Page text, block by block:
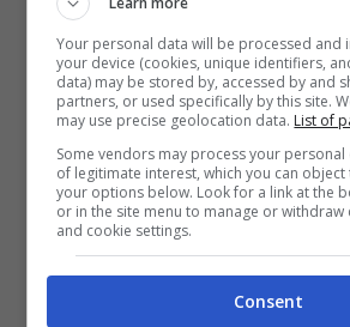
ogni angolo del mondo.
Tra un successo e l’altro,
sgretola:tra droghe, alcol e
mentali, la salute della star è
compromessa. Oggi 42 anni,
sparita dalle scena da un
Your personal data will be processed and
your device (cookies, unique identifiers,
data) may be stored by, accessed by and
partners, or used specifically by this site.
may use precise geolocation data. List of
Some vendors may process your
of legitimate interest, which you can
your options below. Look for a link at the
or in the site menu to manage or withdraw
and cookie settings.
Consent